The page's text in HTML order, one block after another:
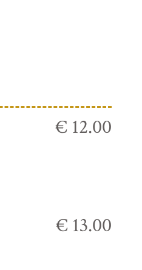
€ 12.00
€ 13.00